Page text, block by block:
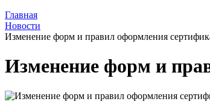
Главная
Новости
Изменение форм и правил оформления
Изменение форм и